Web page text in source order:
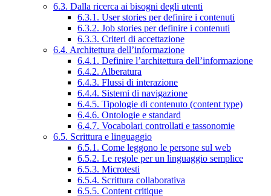
6.3. Dalla ricerca ai bisogni degli utenti
6.3.1. User stories per definire i contenuti
6.3.2. Job stories per definire i contenuti
6.3.3. Criteri di accettazione
6.4. Architettura dell’informazione
6.4.1. Definire l’architettura dell’informazione
6.4.2. Alberatura
6.4.3. Flussi di interazione
6.4.4. Sistemi di navigazione
6.4.5. Tipologie di contenuto (content type)
6.4.6. Ontologie e standard
6.4.7. Vocabolari controllati e tassonomie
6.5. Scrittura e linguaggio
6.5.1. Come leggono le persone sul web
6.5.2. Le regole per un linguaggio semplice
6.5.3. Microtesti
6.5.4. Scrittura collaborativa
6.5.5. Content critique